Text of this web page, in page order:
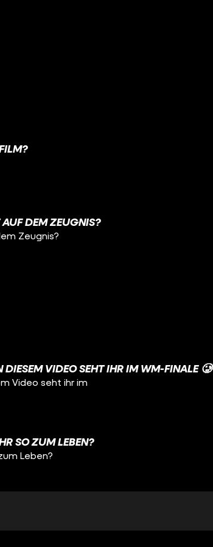
AUF DEM ZEUGNIS?
Zeugnis?
DIESEM VIDEO SEHT IHR IM WM-FINALE 🥲
Video seht ihr im
SO ZUM LEBEN?
Leben?
🥹